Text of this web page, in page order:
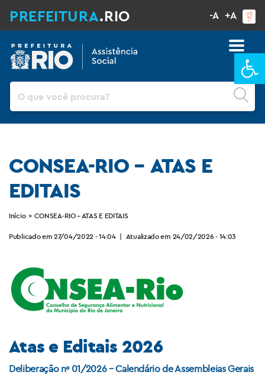
PREFEITURA.RIO -A +A
CONSEA-RIO – ATAS E
EDITAIS
Início > CONSEA-RIO – ATAS E EDITAIS
Publicado em 27/04/2022 - 14:04 | Atualizado em 24/02/2026 - 14:03
Atas e Editais 2026
Deliberação nº 01/2026 – Calendário de Assembleias Gerais